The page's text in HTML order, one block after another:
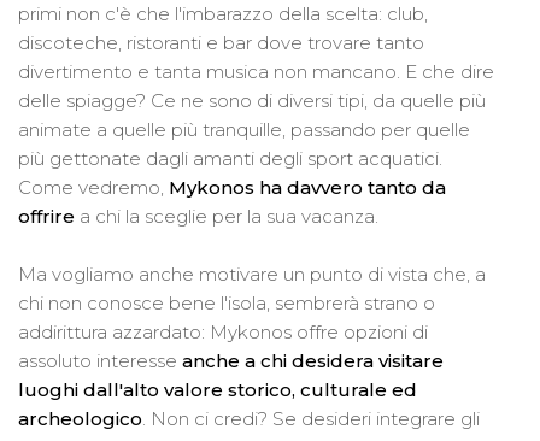
primi non c'è che l'imbarazzo della scelta: club,
discoteche, ristoranti e bar dove trovare tanto
divertimento e tanta musica non mancano. E che dire
delle spiagge? Ce ne sono di diversi tipi, da quelle più
animate a quelle più tranquille, passando per quelle
più gettonate dagli amanti degli sport acquatici.
Come vedremo, Mykonos ha davvero tanto da
offrire a chi la sceglie per la sua vacanza.
Ma vogliamo anche motivare un punto di vista che, a
chi non conosce bene l'isola, sembrerà strano o
addirittura azzardato: Mykonos offre opzioni di
assoluto interesse anche a chi desidera visitare
luoghi dall'alto valore storico, culturale ed
archeologico . Non ci credi? Se desideri integrare gli